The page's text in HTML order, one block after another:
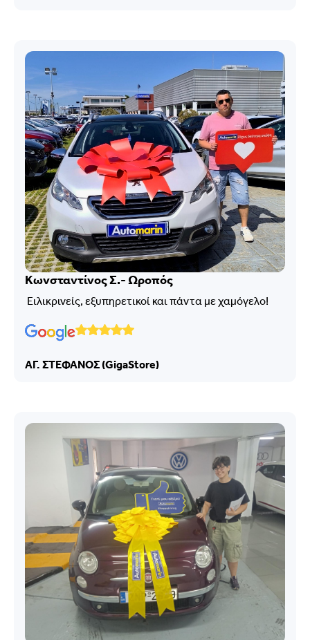
Κωνσταντίνος Σ.- Ωροπός
Ειλικρινείς, εξυπηρετικοί και πάντα με χαμόγελο!
ΑΓ. ΣΤΕΦΑΝΟΣ (GigaStore)